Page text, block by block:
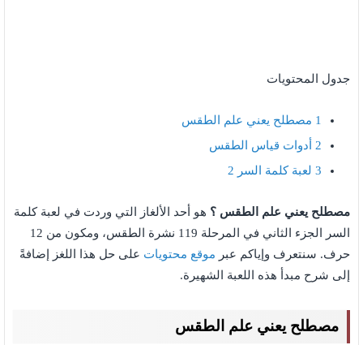
جدول المحتويات
1 مصطلح يعني علم الطقس
2 أدوات قياس الطقس
3 لعبة كلمة السر 2
مصطلح يعني علم الطقس ؟ هو أحد الألغاز التي وردت في لعبة كلمة
السر الجزء الثاني في المرحلة 119 نشرة الطقس، ومكون من 12
حرف. سنتعرف وإياكم عبر موقع محتويات على حل هذا اللغز إضافةً
إلى شرح مبدأ هذه اللعبة الشهيرة.
مصطلح يعني علم الطقس